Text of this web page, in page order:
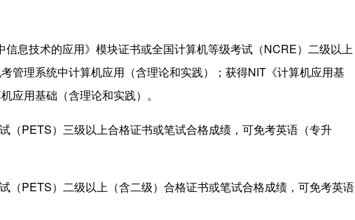
信息技术的应用》模块证书或全国计算机等级考试（NCRE）二级以上
考管理系统中计算机应用（含理论和实践）；获得NIT《计算机应用基
应用基础（含理论和实践）。
（PETS）三级以上合格证书或笔试合格成绩，可免考英语（专升
（PETS）二级以上（含二级）合格证书或笔试合格成绩，可免考英语